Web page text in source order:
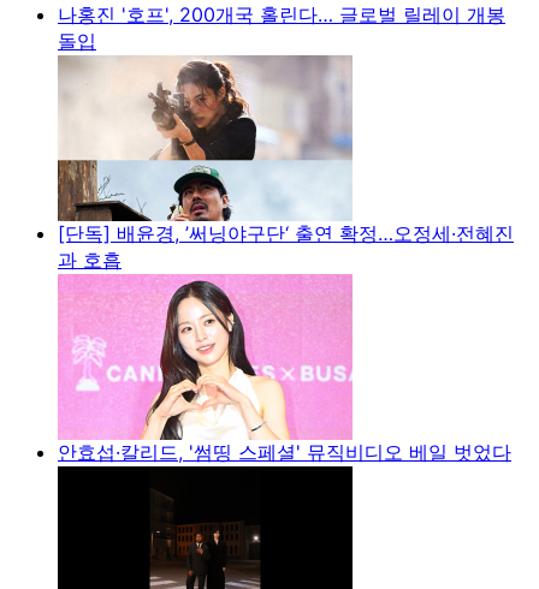
나홍진 '호프', 200개국 홀린다… 글로벌 릴레이 개봉
돌입
[단독] 배윤경, ’써닝야구단‘ 출연 확정…오정세·전혜진
과 호흡
안효섭·칼리드, '썸띵 스페셜' 뮤직비디오 베일 벗었다